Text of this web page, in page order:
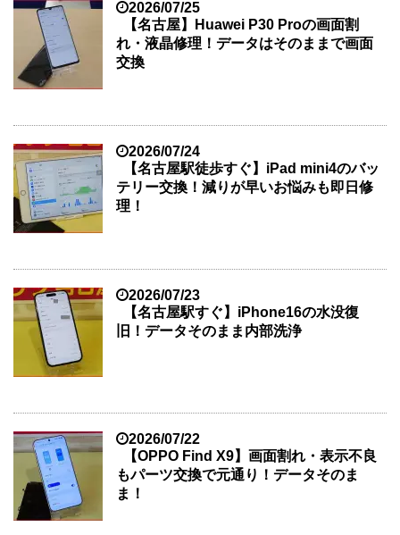
2026/07/25
【名古屋】Huawei P30 Proの画面割
れ・液晶修理！データはそのままで画面
交換
2026/07/24
【名古屋駅徒歩すぐ】iPad mini4のバッ
テリー交換！減りが早いお悩みも即日修
理！
2026/07/23
【名古屋駅すぐ】iPhone16の水没復
旧！データそのまま内部洗浄
2026/07/22
【OPPO Find X9】画面割れ・表示不良
もパーツ交換で元通り！データそのま
ま！